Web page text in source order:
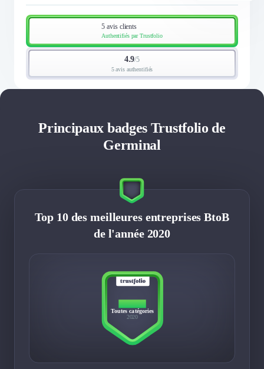
5 avis clients
Authentifiés par Trustfolio
4.9/5
5 avis authentifiés
Principaux badges Trustfolio de
Germinal
Top 10 des meilleures entreprises BtoB
de l'année 2020
TOP 10
Toutes catégories
2020